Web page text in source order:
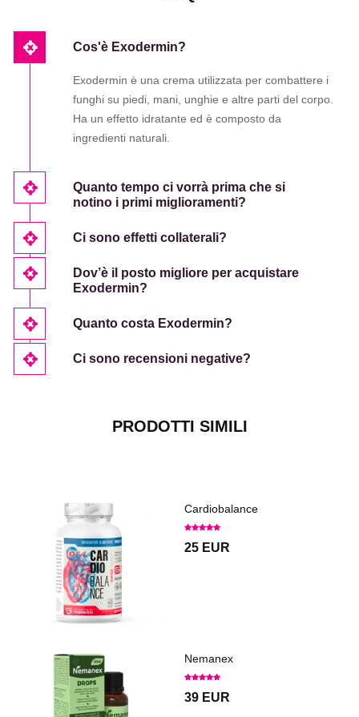
Cos'è Exodermin?
Exodermin è una crema utilizzata per combattere i
funghi su piedi, mani, unghie e altre parti del corpo.
Ha un effetto idratante ed è composto da
ingredienti naturali.
Quanto tempo ci vorrà prima che si
notino i primi miglioramenti?
Ci sono effetti collaterali?
Dov’è il posto migliore per acquistare
Exodermin?
Quanto costa Exodermin?
Ci sono recensioni negative?
PRODOTTI SIMILI
Cardiobalance
25 EUR
Nemanex
39 EUR